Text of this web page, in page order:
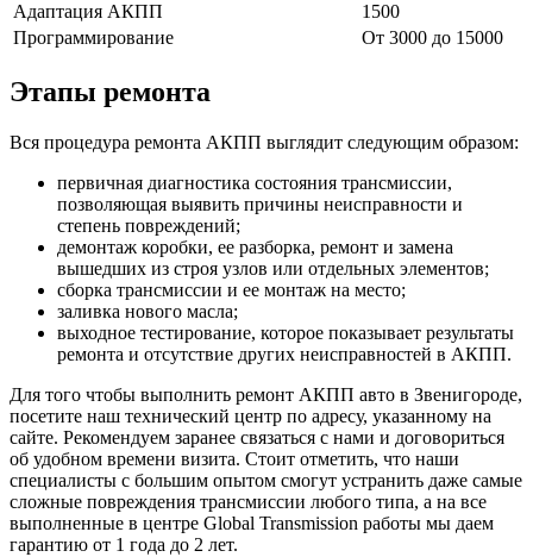
Адаптация АКПП
1500
Программирование
От 3000 до 15000
Этапы ремонта
Вся процедура ремонта АКПП выглядит следующим образом:
первичная диагностика состояния трансмиссии,
позволяющая выявить причины неисправности и
степень повреждений;
демонтаж коробки, ее разборка, ремонт и замена
вышедших из строя узлов или отдельных элементов;
сборка трансмиссии и ее монтаж на место;
заливка нового масла;
выходное тестирование, которое показывает результаты
ремонта и отсутствие других неисправностей в АКПП.
Для того чтобы выполнить ремонт АКПП авто в Звенигороде,
посетите наш технический центр по адресу, указанному на
сайте. Рекомендуем заранее связаться с нами и договориться
об удобном времени визита. Стоит отметить, что наши
специалисты с большим опытом смогут устранить даже самые
сложные повреждения трансмиссии любого типа, а на все
выполненные в центре Global Transmission работы мы даем
гарантию от 1 года до 2 лет.